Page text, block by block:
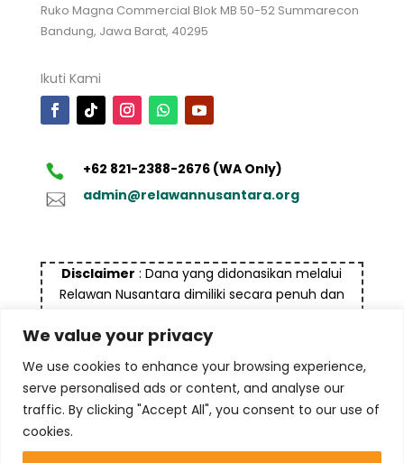
We value your privacy
We use cookies to enhance your browsing experience,
serve personalised ads or content, and analyse our
traffic. By clicking "Accept All", you consent to our use of
cookies.
Ruko Magna Commercial Blok MB 50-52 Summarecon
Bandung, Jawa Barat, 40295
Ikuti Kami
+62 821-2388-2676 (WA Only)
admin@relawannusantara.org
Disclaimer : Dana yang didonasikan melalui
Relawan Nusantara dimiliki secara penuh dan
bukan untuk tujuan pencucian uang (money
kejahatan lainnya